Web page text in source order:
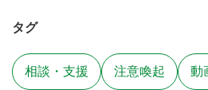
タグ
相談・支援 注意喚起 動